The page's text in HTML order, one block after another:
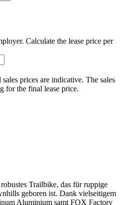
Calculate the lease price per
sales prices are indicative. The sales
for the final lease price.
Trailbike, das für ruppige
geboren ist. Dank vielseitigem
Aluminium samt FOX Factory